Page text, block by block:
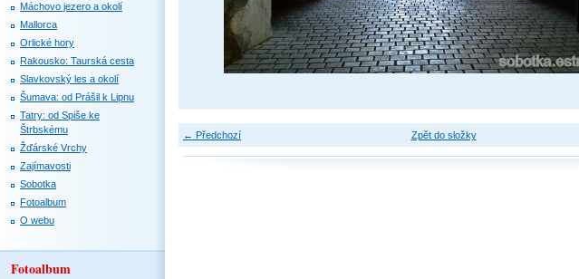
← Předchozí Zpět do složky
Máchovo jezero a okolí
Mallorca
Orlické hory
Rakousko: Taurská cesta
Slavkovský les a okolí
Šumava: od Prášil k Lipnu
Tatry: od Spiše ke
Štrbskému
Žďárské Vrchy
Zajímavosti
Sobotka
Fotoalbum
O webu
Fotoalbum